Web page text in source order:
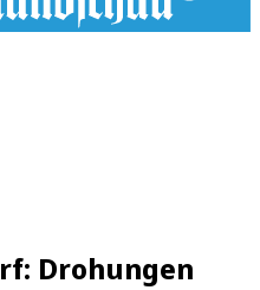
Drohungen